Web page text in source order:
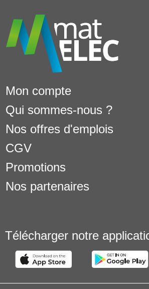
Mon compte
Qui sommes-nous ?
Nos offres d'emplois
CGV
Promotions
Nos partenaires
Télécharger notre